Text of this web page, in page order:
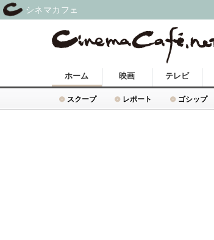
ホーム
スクープ レポート ゴシップ
映画 テレビ
シネマカフェ